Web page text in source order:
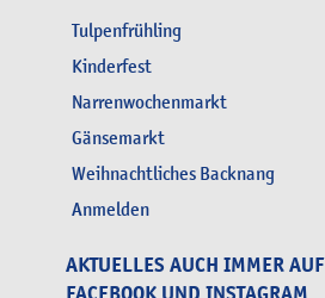
Tulpenfrühling
Kinderfest
Narrenwochenmarkt
Gänsemarkt
Weihnachtliches Backnang
Anmelden
AKTUELLES AUCH IMMER AUF